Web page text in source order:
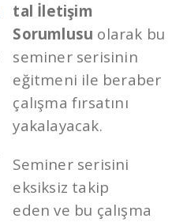
tal İletişim
Sorumlusu olarak bu
seminer serisinin
eğitmeni ile beraber
çalışma fırsatını
yakalayacak.
Seminer serisini
eksiksiz takip
eden ve bu çalışma